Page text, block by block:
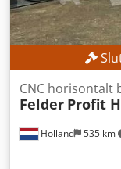
Holland 535 km
CNC horisontalt
Felder Profit